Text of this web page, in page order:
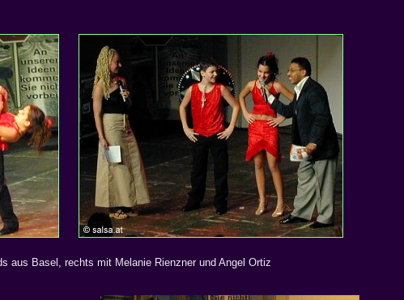
aus Basel, rechts mit Melanie Rienzner und Angel Ortiz